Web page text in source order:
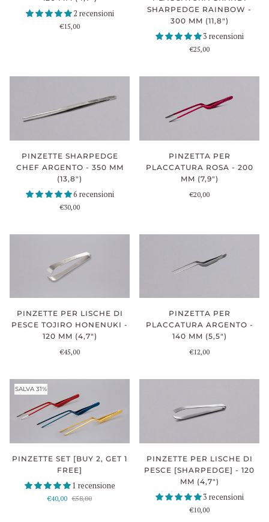
2 recensioni
€15,00
SHARPEDGE RAINBOW -
300 MM (11,8")
3 recensioni
€25,00
PINZETTE SHARPEDGE
CHEF ARGENTO - 350 MM
(13,8")
6 recensioni
€30,00
PINZETTA PER
PLACCATURA ROSA - 200
MM (7,9")
€20,00
PINZETTE PER LISCHE DI
PESCE TOJIRO HONENUKI -
120 MM (4,7")
€45,00
PINZETTA PER
PLACCATURA ARGENTO -
140 MM (5,5")
€12,00
SALVA 31%
PINZETTE SET [BUY 2, GET 1
FREE]
1 recensione
€40,00 €58,00
PINZETTE PER LISCHE DI
PESCE [SHARPEDGE] - 120
MM (4,7")
3 recensioni
€10,00